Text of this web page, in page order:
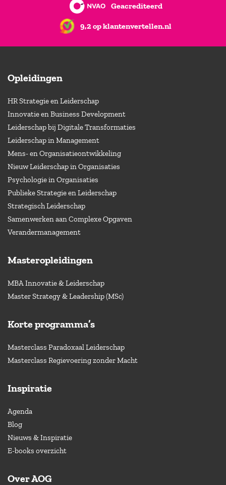
Geacrediteerd
9,2 op klantenvertellen.nl
Opleidingen
HR Strategie en Leiderschap
Innovatie en Business Development
Leiderschap bij Digitale Transformaties
Leiderschap in Management
Mens- en Organisatieontwikkeling
Nieuw Leiderschap in Organisaties
Psychologie in Organisaties
Publieke Strategie en Leiderschap
Strategisch Leiderschap
Samenwerken aan Complexe Opgaven
Verandermanagement
Masteropleidingen
MBA Innovatie & Leiderschap
Master Strategy & Leadership (MSc)
Korte programma’s
Masterclass Paradoxaal Leiderschap
Masterclass Regievoering zonder Macht
Inspiratie
Agenda
Blog
Nieuws & Inspiratie
E-books overzicht
Over AOG